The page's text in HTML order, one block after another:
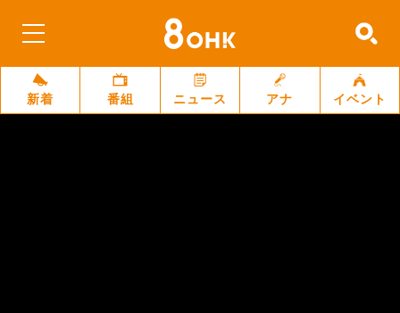
新着 番組 ニュース アナ イベント